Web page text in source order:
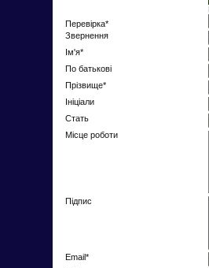
Перевірка*
Звернення
Ім'я*
По батькові
Прізвище*
Ініціали
Стать
Місце роботи
Підпис
Email*